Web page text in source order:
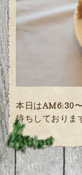
本日はAM6:30
待ちしておりま